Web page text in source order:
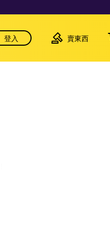
登入 賣東西